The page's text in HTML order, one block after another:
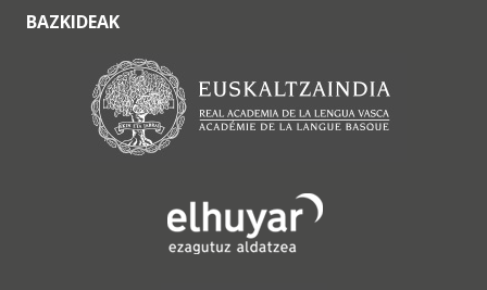
BAZKIDEAK